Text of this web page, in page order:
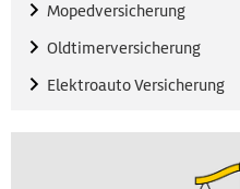
Mopedversicherung
Oldtimerversicherung
Elektroauto Versicherung